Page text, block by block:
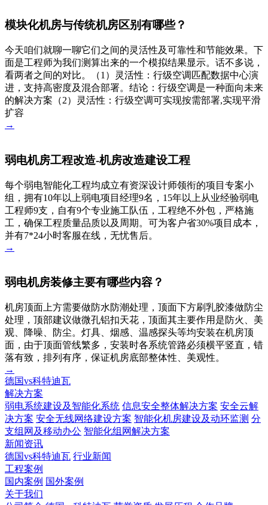
模块化机房与传统机房区别有哪些？
今天咱们就聊一聊它们之间的灵活性及可靠性和节能效果。下
面是工程师为我们测算出来的一个模拟结果显示。话不多说，
看两者之间的对比。（1）灵活性：行级空调匹配数据中心演
进，支持高密度及混合部署。结论：行级空调是一种面向未来
的解决方案（2）灵活性：行级空调可实现按需部署,实现平滑
扩容
→
弱电机房工程改造-机房改造建设工程
每个弱电智能化工程均成立有资深设计师领衔的项目专案小
组，拥有10年以上弱电项目经理9名，15年以上从业经验弱电
工程师9支，自有9个专业施工队伍，工程绝不外包，严格施
工，确保工程质量品质以及周期。可为客户省30%项目成本，
并有7*24小时客服在线，无忧售后。
→
弱电机房装修主要有哪些内容？
机房顶面上方需要做防水防潮处理，顶面下方刷乳胶漆做防尘
处理，顶部建议做微孔铝扣天花，顶面其主要作用是防火、美
观、降噪、防尘。灯具、烟感、温感探头等均安装在机房顶
面，由于顶面管线繁多，安装时各系统管路必须横平竖直，错
落有致，排列有序，保证机房底部整体性、美观性。
→
德国vs科特迪瓦
解决方案
弱电系统建设及智能化系统 信息安全整体解决方案 安全云解
决方案 安全无线网络建设方案 智能化机房建设及动环监测 分
支组网及移动办公 智能化组网解决方案
新闻资讯
德国vs科特迪瓦 行业新闻
工程案例
国内案例 国外案例
关于我们